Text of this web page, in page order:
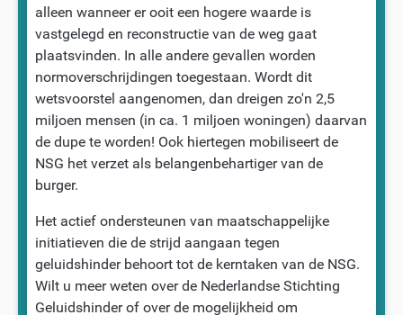
alleen wanneer er ooit een hogere waarde is
vastgelegd en reconstructie van de weg gaat
plaatsvinden. In alle andere gevallen worden
normoverschrijdingen toegestaan. Wordt dit
wetsvoorstel aangenomen, dan dreigen zo'n 2,5
miljoen mensen (in ca. 1 miljoen woningen) daarvan
de dupe te worden! Ook hiertegen mobiliseert de
NSG het verzet als belangenbehartiger van de
burger.
Het actief ondersteunen van maatschappelijke
initiatieven die de strijd aangaan tegen
geluidshinder behoort tot de kerntaken van de NSG.
Wilt u meer weten over de Nederlandse Stichting
Geluidshinder of over de mogelijkheid om